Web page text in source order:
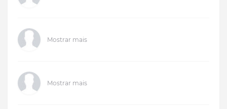
Mostrar mais
Mostrar mais